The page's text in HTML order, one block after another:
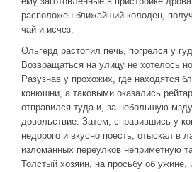
расположен ближайший колодец,
чай и исчез.
Ольгерд растопил печь, погрелся у
Возвращаться на улицу не хотелось
Разузнав у прохожих, где находятся
конюшни, а таковыми оказались
отправился туда и, за небольшую
довольствие. Затем, справившись у
недорого и вкусно поесть, отыскал в
изломанных переулков неприметную
Толстый хозяин, на просьбу об ужине,